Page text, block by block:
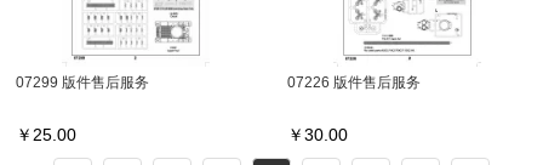
07299 版件售后服务
￥ 25.00
07226 版件售后服务
￥30.00